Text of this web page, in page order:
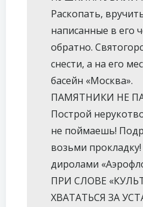
Раскопать,
написанные в его
обратно.
снести, а на его
басейн «Москва».
ПАМЯТНИКИ НЕ
Построй
не поймаешь!
возьми
диролами
ПРИ СЛОВЕ
ХВАТАТЬСЯ ЗА